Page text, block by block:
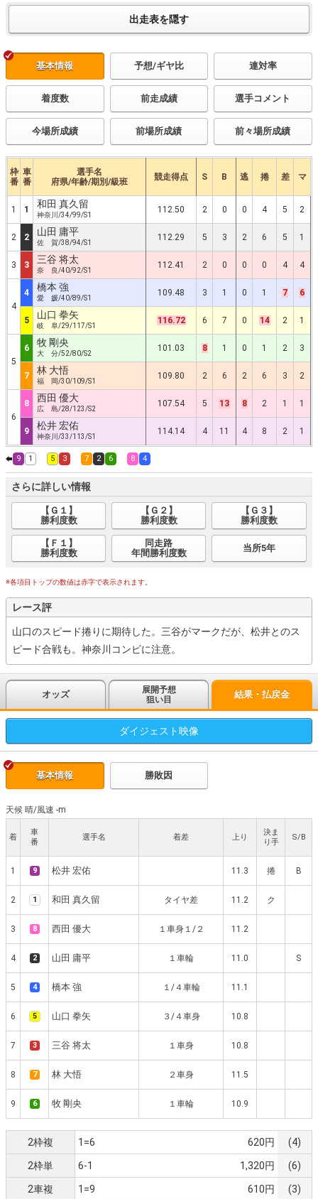
基本情報 予想/ギヤ比 連対率
着度数 前走成績 選手コメント
今場所成績 前場所成績 前々場所成績
枠
番
車
番
選手名
府県/年齢/期別/級班
競走得点 S B 逃 捲 差 マ
1 1 和田 真久留
神奈川/34/99/S1
112.50 2 0 0 4 5 2
2 2 山田 庸平
佐 賀/38/94/S1
112.29 5 3 2 6 5 1
3 3 三谷 将太
奈 良/40/92/S1
112.41 2 0 0 0 4 4
4
4 橋本 強
愛 媛/40/89/S1
109.48 3 1 0 1 7 6
5 山口 拳矢
岐 阜/29/117/S1
116.72 6 7 0 14 2 1
5
6 牧 剛央
大 分/52/80/S2
101.03 8 1 0 1 2 3
7 林 大悟
福 岡/30/109/S1
109.80 2 6 2 6 3 2
6
8 西田 優大
広 島/28/123/S2
107.54 5 13 8 2 1 1
9 松井 宏佑
神奈川/33/113/S1
114.14 4 11 4 8 2 1
9 1 5 3 7 2 6 8 4
さらに詳しい情報
【Ｇ１】
勝利度数
【Ｇ２】
勝利度数
【Ｇ３】
勝利度数
【Ｆ１】
勝利度数
同走路
年間勝利度数
当所5年
※各項目トップの数値は赤字で表示されます。
レース評
山口のスピード捲りに期待した。三谷がマークだが、松井とのス
ピード合戦も。神奈川コンビに注意。
オッズ
展開予想
狙い目
結果・払戻金
ダイジェスト映像
基本情報 勝敗因
天候 晴/風速 -m
着
車
番
選手名 着差 上り
決ま
り手
S/B
1 9 松井 宏佑 11.3 捲 B
2 1 和田 真久留 タイヤ差 11.2 ク
3 8 西田 優大 １車身１/２ 11.2
4 2 山田 庸平 １車輪 11.0 S
5 4 橋本 強 １/４車輪 11.1
6 5 山口 拳矢 ３/４車身 10.8
7 3 三谷 将太 １車身 10.8
8 7 林 大悟 ２車身 11.5
9 6 牧 剛央 １車輪 10.9
2枠複 1=6 620円 (4)
2枠単 6-1 1,320円 (6)
2車複 1=9 610円 (3)